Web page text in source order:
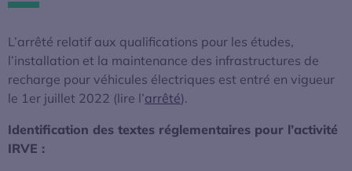
L’arrêté relatif aux qualifications pour les études,
l’installation et la maintenance des infrastructures de
recharge pour véhicules électriques est entré en vigueur
le 1er juillet 2022 (lire l’arrêté).
Identification des textes réglementaires pour l’activité
IRVE :